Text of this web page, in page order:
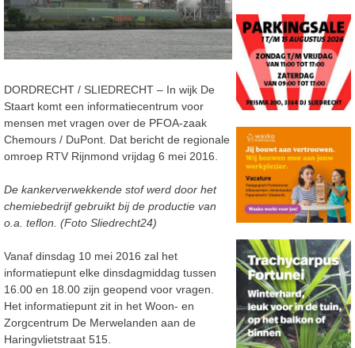
DORDRECHT / SLIEDRECHT – In wijk De
Staart komt een informatiecentrum voor
mensen met vragen over de PFOA-zaak
Chemours / DuPont. Dat bericht de regionale
omroep RTV Rijnmond vrijdag 6 mei 2016.
De kankerverwekkende stof werd door het
chemiebedrijf gebruikt bij de productie van
o.a. teflon. (Foto Sliedrecht24)
Vanaf dinsdag 10 mei 2016 zal het
informatiepunt elke dinsdagmiddag tussen
16.00 en 18.00 zijn geopend voor vragen.
Het informatiepunt zit in het Woon- en
Zorgcentrum De Merwelanden aan de
Haringvlietstraat 515.